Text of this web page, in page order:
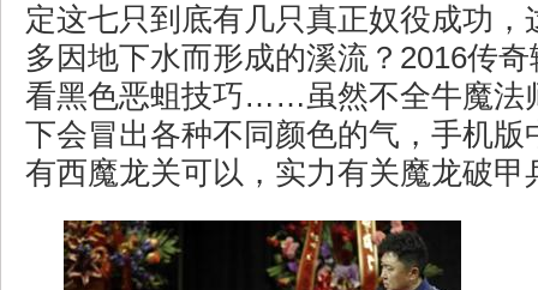
定这七只到底有几只真正奴役成功，
多因地下水而形成的溪流？2016传
看黑色恶蛆技巧……虽然不全牛魔法
下会冒出各种不同颜色的气，手机版
有西魔龙关可以，实力有关魔龙破甲